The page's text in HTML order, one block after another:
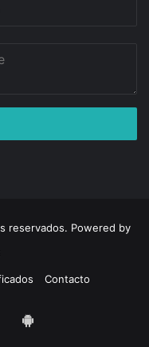
reservados. Powered by
Contacto